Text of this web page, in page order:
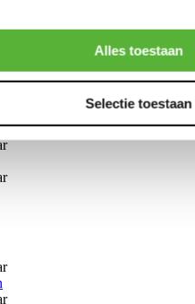
Alles toestaan
Selectie toestaan